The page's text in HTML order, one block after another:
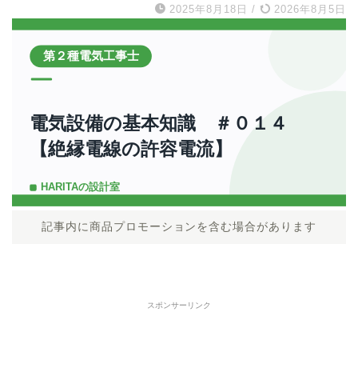
2025年8月18日 / 2026年8月5日
記事内に商品プロモーションを含む場合があります
スポンサーリンク